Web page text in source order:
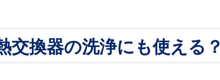
交換器の洗浄にも使える？